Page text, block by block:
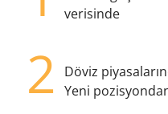
verisinde
2
Döviz
Yeni